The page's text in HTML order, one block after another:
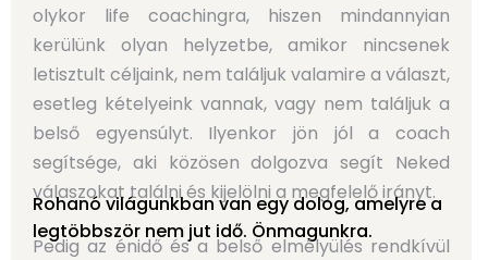
olykor life coachingra, hiszen mindannyian
kerülünk olyan helyzetbe, amikor nincsenek
letisztult céljaink, nem találjuk valamire a választ,
esetleg kételyeink vannak, vagy nem találjuk a
belső egyensúlyt. Ilyenkor jön jól a coach
segítsége, aki közösen dolgozva segít Neked
válaszokat találni és kijelölni a megfelelő irányt.
Rohanó világunkban van egy dolog, amelyre a
legtöbbször nem jut idő. Önmagunkra.
Pedig az énidő és a belső elmélyülés rendkívül